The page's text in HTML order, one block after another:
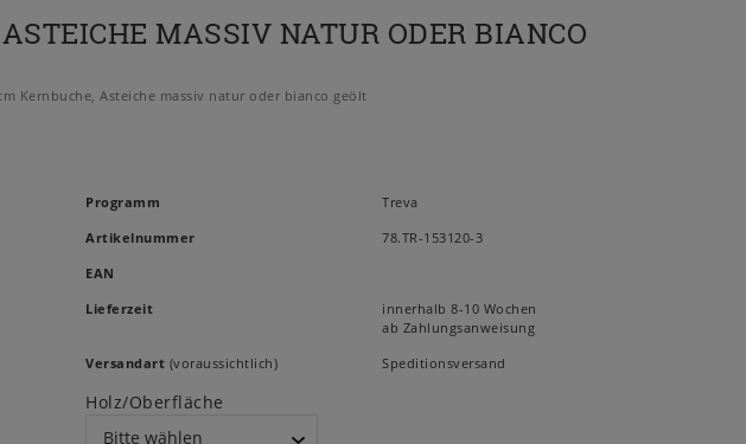
MASSIV NATUR ODER BIANCO
Kernbuche, Asteiche massiv natur oder bianco geölt
Programm
Treva
Artikelnummer
78.TR-153120-3
EAN
Lieferzeit
innerhalb 8-10 Wochen
ab Zahlungsanweisung
Versandart (voraussichtlich) Speditionsversand
Holz/Oberfläche